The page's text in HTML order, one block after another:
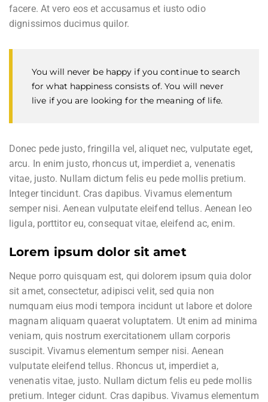
facere. At vero eos et accusamus et iusto odio
dignissimos ducimus quilor.
You will never be happy if you continue to search
for what happiness consists of. You will never
live if you are looking for the meaning of life.
Donec pede justo, fringilla vel, aliquet nec, vulputate eget,
arcu. In enim justo, rhoncus ut, imperdiet a, venenatis
vitae, justo. Nullam dictum felis eu pede mollis pretium.
Integer tincidunt. Cras dapibus. Vivamus elementum
semper nisi. Aenean vulputate eleifend tellus. Aenean leo
ligula, porttitor eu, consequat vitae, eleifend ac, enim.
Lorem ipsum dolor sit amet
Neque porro quisquam est, qui dolorem ipsum quia dolor
sit amet, consectetur, adipisci velit, sed quia non
numquam eius modi tempora incidunt ut labore et dolore
magnam aliquam quaerat voluptatem. Ut enim ad minima
veniam, quis nostrum exercitationem ullam corporis
suscipit. Vivamus elementum semper nisi. Aenean
vulputate eleifend tellus. Rhoncus ut, imperdiet a,
venenatis vitae, justo. Nullam dictum felis eu pede mollis
pretium. Integer cidunt. Cras dapibus. Vivamus elementum